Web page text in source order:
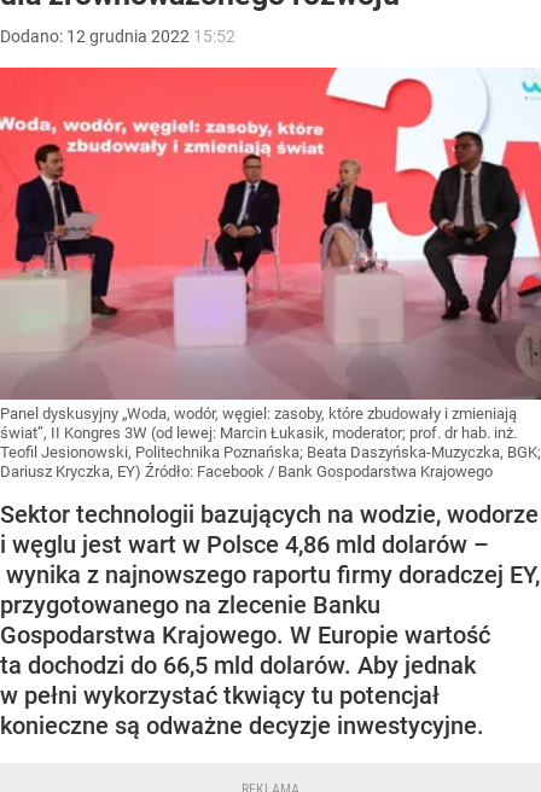
Dodano: 12 grudnia 2022 15:52
Panel dyskusyjny „Woda, wodór, węgiel: zasoby, które zbudowały i zmieniają
świat”, II Kongres 3W (od lewej: Marcin Łukasik, moderator; prof. dr hab. inż.
Teofil Jesionowski, Politechnika Poznańska; Beata Daszyńska-Muzyczka, BGK;
Dariusz Kryczka, EY) Źródło: Facebook / Bank Gospodarstwa Krajowego
Sektor technologii bazujących na wodzie, wodorze
i węglu jest wart w Polsce 4,86 mld dolarów –
wynika z najnowszego raportu firmy doradczej EY,
przygotowanego na zlecenie Banku
Gospodarstwa Krajowego. W Europie wartość
ta dochodzi do 66,5 mld dolarów. Aby jednak
w pełni wykorzystać tkwiący tu potencjał
konieczne są odważne decyzje inwestycyjne.